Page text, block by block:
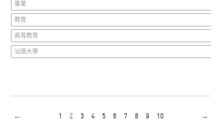
畢業
教育
高等教育
汕頭大學
← 1 2 3 4 5 6 7 8 9 10 →